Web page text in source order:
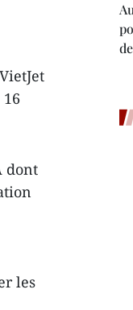
dont
les